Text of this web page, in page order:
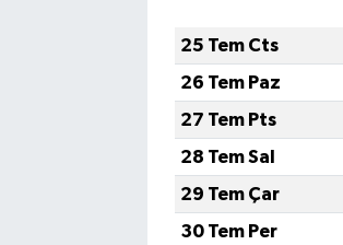
25 Tem Cts
26 Tem Paz
27 Tem Pts
28 Tem Sal
29 Tem Çar
30 Tem Per